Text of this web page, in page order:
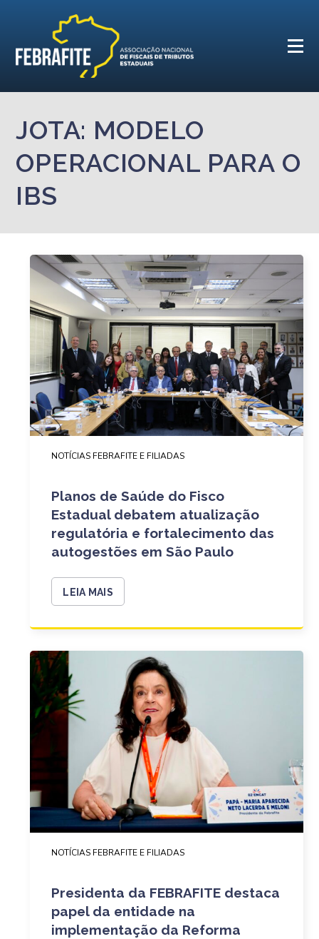
JOTA: MODELO
OPERACIONAL PARA O
IBS
NOTÍCIAS FEBRAFITE E FILIADAS
Planos de Saúde do Fisco
Estadual debatem atualização
regulatória e fortalecimento das
autogestões em São Paulo
LEIA MAIS
NOTÍCIAS FEBRAFITE E FILIADAS
Presidenta da FEBRAFITE destaca
papel da entidade na
implementação da Reforma